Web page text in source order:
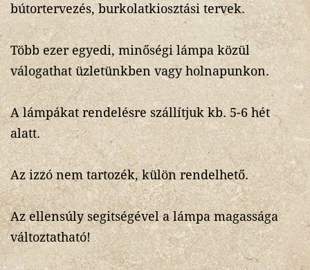
bútortervezés, burkolatkiosztási tervek.
Több ezer egyedi, minőségi lámpa közül
válogathat üzletünkben vagy holnapunkon.
A lámpákat rendelésre szállítjuk kb. 5-6 hét
alatt.
Az izzó nem tartozék, külön rendelhető.
Az ellensúly segitségével a lámpa magassága
változtatható!